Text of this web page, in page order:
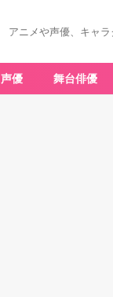
アニメや声優、キャ
声優 舞台俳優